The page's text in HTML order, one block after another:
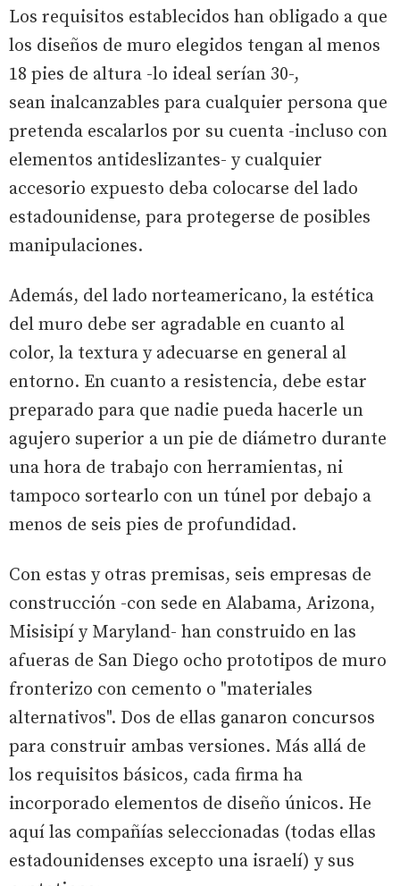
Los requisitos establecidos han obligado a que
los diseños de muro elegidos tengan al menos
18 pies de altura -lo ideal serían 30-,
sean inalcanzables para cualquier persona que
pretenda escalarlos por su cuenta -incluso con
elementos antideslizantes- y cualquier
accesorio expuesto deba colocarse del lado
estadounidense, para protegerse de posibles
manipulaciones.
Además, del lado norteamericano, la estética
del muro debe ser agradable en cuanto al
color, la textura y adecuarse en general al
entorno. En cuanto a resistencia, debe estar
preparado para que nadie pueda hacerle un
agujero superior a un pie de diámetro durante
una hora de trabajo con herramientas, ni
tampoco sortearlo con un túnel por debajo a
menos de seis pies de profundidad.
Con estas y otras premisas, seis empresas de
construcción -con sede en Alabama, Arizona,
Misisipí y Maryland- han construido en las
afueras de San Diego ocho prototipos de muro
fronterizo con cemento o "materiales
alternativos". Dos de ellas ganaron concursos
para construir ambas versiones. Más allá de
los requisitos básicos, cada firma ha
incorporado elementos de diseño únicos. He
aquí las compañías seleccionadas (todas ellas
estadounidenses excepto una israelí) y sus